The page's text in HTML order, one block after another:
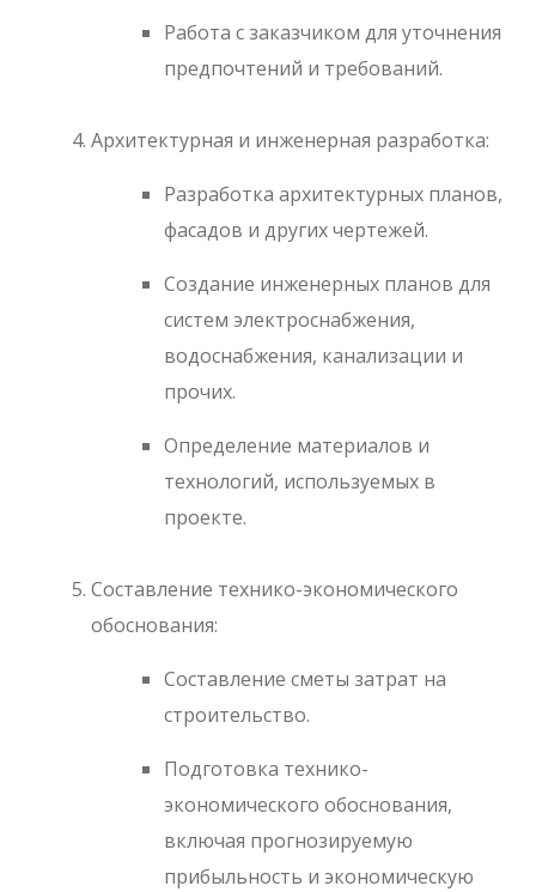
Работа с заказчиком для уточнения
предпочтений и требований.
Архитектурная и инженерная разработка:
Разработка архитектурных планов,
фасадов и других чертежей.
Создание инженерных планов для
систем электроснабжения,
водоснабжения, канализации и
прочих.
Определение материалов и
технологий, используемых в
проекте.
Составление технико-экономического
обоснования:
Составление сметы затрат на
строительство.
Подготовка технико-
экономического обоснования,
включая прогнозируемую
прибыльность и экономическую